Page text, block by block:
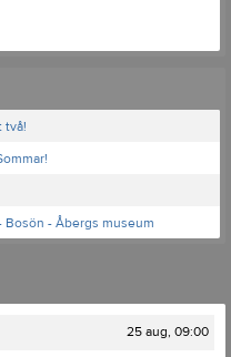
två!
Bosön - Åbergs museum
25 aug, 09:00